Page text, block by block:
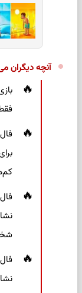
آنچه دیگران
فقط ۱۵ ثانیه برای